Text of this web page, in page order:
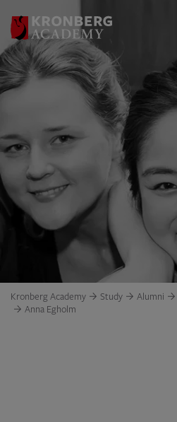
Kronberg Academy Study Alumni
Anna Egholm